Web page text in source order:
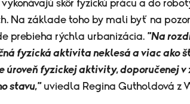
skôr fyzickú prácu a do
Na základe toho by mali byť na
prebieha rýchla urbanizácia. "Na
fyzická aktivita neklesá a viac ako
úroveň fyzickej aktivity, doporučenej
stavu,"uviedla Regina Gutholdová z